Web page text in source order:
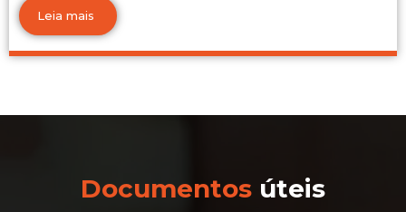
Leia mais
Documentos úteis